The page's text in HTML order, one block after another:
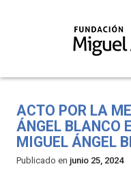
ACTO POR LA
ÁNGEL BLANCO
MIGUEL ÁNGEL
Publicado en junio 25, 2024